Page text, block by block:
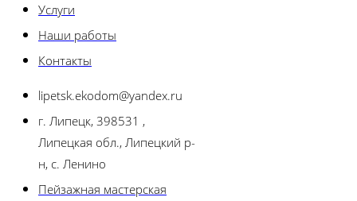
Услуги
Наши работы
Контакты
lipetsk.ekodom@yandex.ru
г. Липецк, 398531 ,
Липецкая обл., Липецкий р-
н, с. Ленино
Пейзажная мастерская